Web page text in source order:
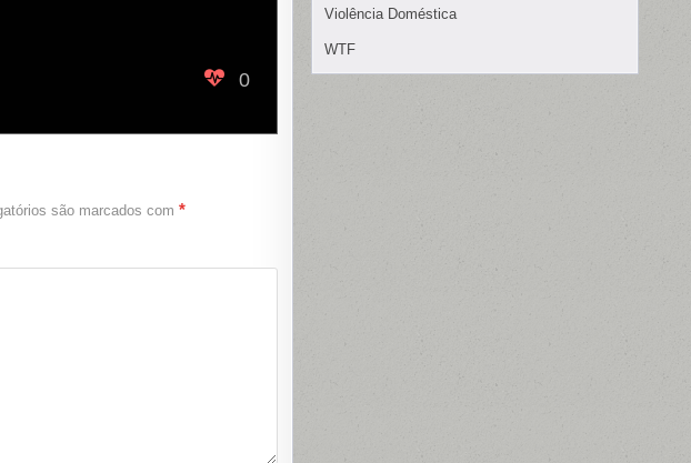
0
são marcados com *
Violência Doméstica
WTF